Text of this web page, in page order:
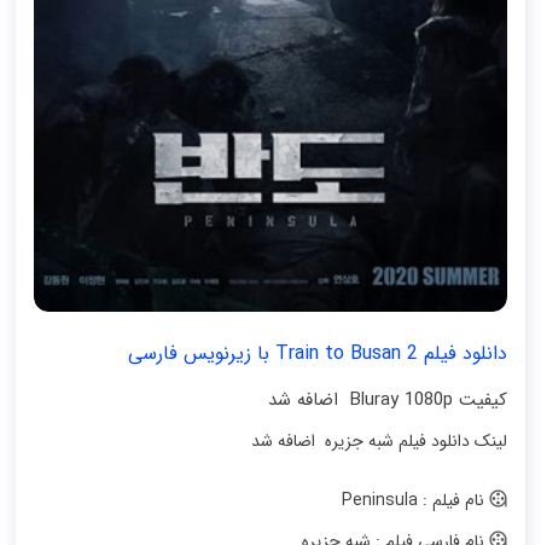
دانلود فیلم Train to Busan 2 با زیرنویس فارسی
کیفیت Bluray 1080p اضافه شد
لینک دانلود فیلم شبه جزیره اضافه شد
نام فیلم : Peninsula